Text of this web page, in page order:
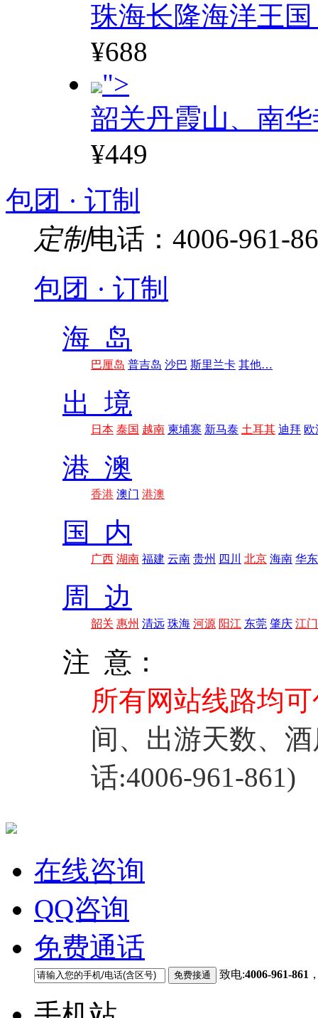
珠海长隆海洋王
¥688
">
韶关丹霞山、南
¥449
包团 · 订制
定制电话：4006-961-
包团 · 订制
海 岛
巴厘岛 普吉岛 沙巴 斯里兰卡 其他…
出 境
日本 泰国 越南 柬埔寨 新马泰 土耳其 迪拜 欧
港 澳
香港 澳门 港澳
国 内
广西 湖南 福建 云南 贵州 四川 北京 海南 华东
周 边
韶关 惠州 清远 珠海 河源 阳江 东莞 肇庆 江门
注 意：
所有网站线路均
间、出游天数、
话:4006-961-861)
在线咨询
QQ咨询
免费通话
致电:4006-961-861